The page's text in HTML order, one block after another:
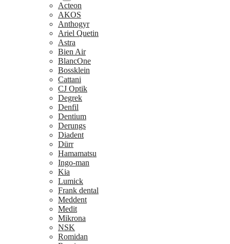
Acteon
AKOS
Anthogyr
Ariel Quetin
Astra
Bien Air
BlancOne
Bossklein
Cattani
CJ Optik
Degrek
Denfil
Dentium
Derungs
Diadent
Dürr
Hamamatsu
Ingo-man
Kia
Lumick
Frank dental
Meddent
Medit
Mikrona
NSK
Romidan